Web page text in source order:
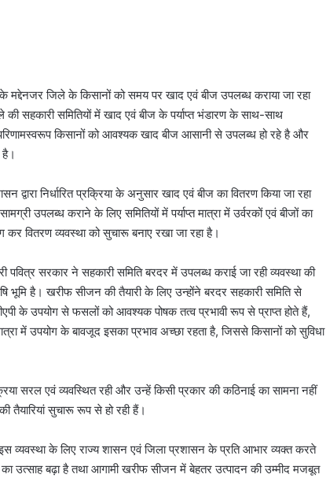
मद्देनजर जिले के किसानों को समय पर खाद एवं बीज उपलब्ध कराया जा रहा
सहकारी समितियों में खाद एवं बीज के पर्याप्त भंडारण के साथ-साथ
किसानों को आवश्यक खाद बीज आसानी से उपलब्ध हो रहे है और
द्वारा निर्धारित प्रक्रिया के अनुसार खाद एवं बीज का वितरण किया जा रहा
उपलब्ध कराने के लिए समितियों में पर्याप्त मात्रा में उर्वरकों एवं बीजों का
कर वितरण व्यवस्था को सुचारू बनाए रखा जा रहा है।
पवित्र सरकार ने सहकारी समिति बरदर में उपलब्ध कराई जा रही व्यवस्था की
है। खरीफ सीजन की तैयारी के लिए उन्होंने बरदर सहकारी समिति से
के उपयोग से फसलों को आवश्यक पोषक तत्व प्रभावी रूप से प्राप्त होते हैं,
में उपयोग के बावजूद इसका प्रभाव अच्छा रहता है, जिससे किसानों को सुविधा
सरल एवं व्यवस्थित रही और उन्हें किसी प्रकार की कठिनाई का सामना नहीं
तैयारियां सुचारू रूप से हो रही हैं।
व्यवस्था के लिए राज्य शासन एवं जिला प्रशासन के प्रति आभार व्यक्त करते
उत्साह बढ़ा है तथा आगामी खरीफ सीजन में बेहतर उत्पादन की उम्मीद मजबूत